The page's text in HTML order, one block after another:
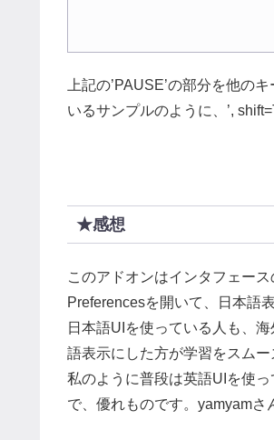
上記の’PAUSE’の部分を他の
いるサンプルのように、’,
★感想
このアドオンはインタフェー
Preferencesを開いて、日本語
日本語UIを使っている人も、
語表示にした方が学習をスムー
私のように普段は英語UIを使
で、優れものです。yamyamさ